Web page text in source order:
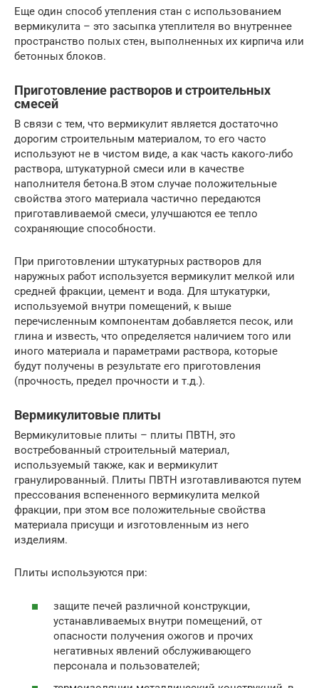
Еще один способ утепления стан с использованием
вермикулита – это засыпка утеплителя во внутреннее
пространство полых стен, выполненных их кирпича или
бетонных блоков.
Приготовление растворов и строительных
смесей
В связи с тем, что вермикулит является достаточно
дорогим строительным материалом, то его часто
используют не в чистом виде, а как часть какого-либо
раствора, штукатурной смеси или в качестве
наполнителя бетона.В этом случае положительные
свойства этого материала частично передаются
приготавливаемой смеси, улучшаются ее тепло
сохраняющие способности.
При приготовлении штукатурных растворов для
наружных работ используется вермикулит мелкой или
средней фракции, цемент и вода. Для штукатурки,
используемой внутри помещений, к выше
перечисленным компонентам добавляется песок, или
глина и известь, что определяется наличием того или
иного материала и параметрами раствора, которые
будут получены в результате его приготовления
(прочность, предел прочности и т.д.).
Вермикулитовые плиты
Вермикулитовые плиты – плиты ПВТН, это
востребованный строительный материал,
используемый также, как и вермикулит
гранулированный. Плиты ПВТН изготавливаются путем
прессования вспененного вермикулита мелкой
фракции, при этом все положительные свойства
материала присущи и изготовленным из него
изделиям.
Плиты используются при:
защите печей различной конструкции,
устанавливаемых внутри помещений, от
опасности получения ожогов и прочих
негативных явлений обслуживающего
персонала и пользователей;